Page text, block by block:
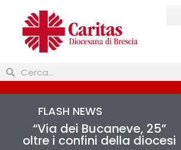
FLASH NEWS
“Via dei Bucaneve, 25”
oltre i confini della diocesi